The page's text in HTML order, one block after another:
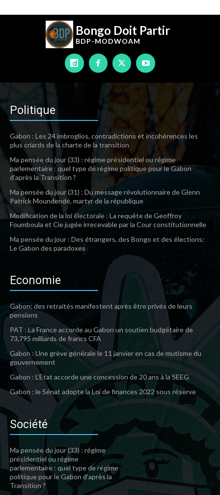
Bongo Doit Partir
BDP-MODWOAM
Politique
Gabon : Les 24 imbroglios, contradictions et incohérences les
plus criards de la charte de la transition
Ma pensée du jour (33) : régime présidentiel ou régime
parlementaire : quel type de régime politique pour le Gabon
d’après la Transition ?
Ma pensée du jour (31) : Du message révolutionnaire de Glenn
Patrick Moundendé, martyr de la république
Modification de la loi électorale : La requête de Geoffroy
Foumboula et Cie jugée irrecevable par la Cour constitutionnelle
Ma pensée du jour : Des étrangers, des Bongo et des élections:
Le Gabon des paradoxes
Economie
Gabon: des retraités manifestent après être privés de leurs
pensions
PAT : La France accorde au Gabon un soutien budgétaire de
73,795 milliards de francs CFA
Gabon : Une grève générale le 11 janvier en cas de mutisme du
gouvernement
Gabon : L’Etat accorde une concession de 20 ans à la SEEG
Gabon : le Sénat adopte la Loi de finances 2022 sous réserve
Société
Ma pensée du jour (33) : régime
présidentiel ou régime
parlementaire : quel type de régime
politique pour le Gabon d’après la
Transition ?